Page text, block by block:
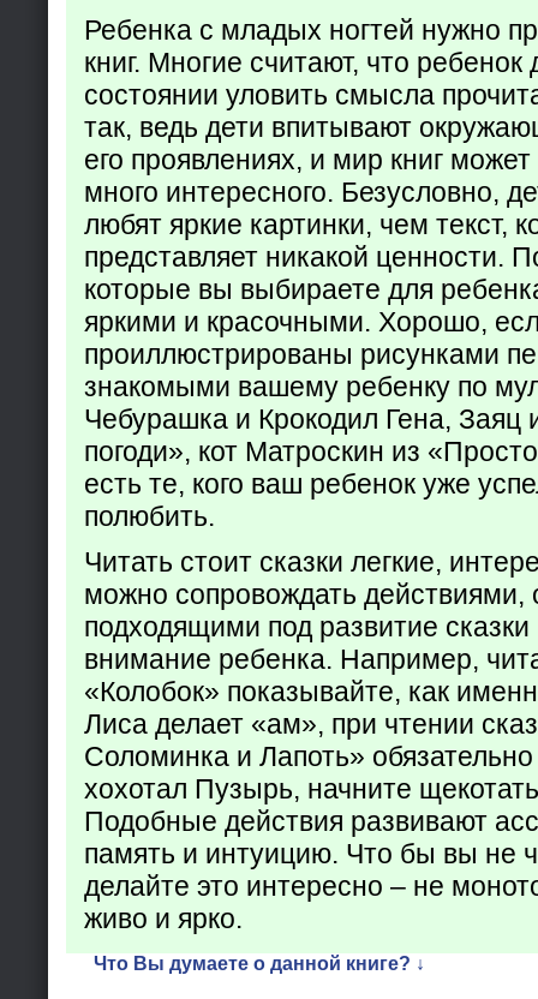
Ребенка с младых ногтей нужно
книг. Многие считают, что ребенок
состоянии уловить смысла
так, ведь дети впитывают
его проявлениях, и мир книг
много интересного. Безусловно,
любят яркие картинки, чем текст,
представляет никакой ценности.
которые вы выбираете для
яркими и красочными. Хорошо,
проиллюстрированы рисунками
знакомыми вашему ребенку по
Чебурашка и Крокодил Гена, Заяц
погоди», кот Матроскин из
есть те, кого ваш ребенок уже
полюбить.
Читать стоит сказки легкие,
можно сопровождать действиями,
подходящими под развитие
внимание ребенка. Например,
«Колобок» показывайте, как
Лиса делает «ам», при чтении
Соломинка и Лапоть»
хохотал Пузырь, начните
Подобные действия развивают
память и интуицию. Что бы вы не
делайте это интересно – не
живо и ярко.
Что Вы думаете о данной книге? ↓